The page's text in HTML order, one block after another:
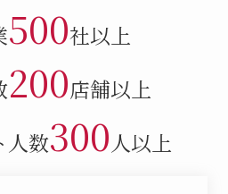
500社以上
200店舗以上
人数300人以上